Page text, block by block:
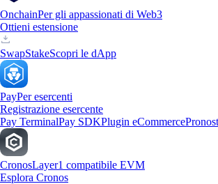
OnchainPer gli appassionati di Web3
Ottieni estensione
SwapStakeScopri le dApp
PayPer esercenti
Registrazione esercente
Pay TerminalPay SDKPlugin eCommerce
CronosLayer1 compatibile EVM
Esplora Cronos